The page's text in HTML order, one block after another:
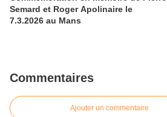
Semard et Roger Apolinaire le
7.3.2026 au Mans
Commentaires
Ajouter un commentaire